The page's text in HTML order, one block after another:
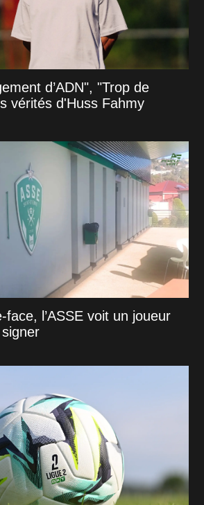
d’ADN", "Trop de
vérités d'Huss Fahmy
face, l’ASSE voit un joueur